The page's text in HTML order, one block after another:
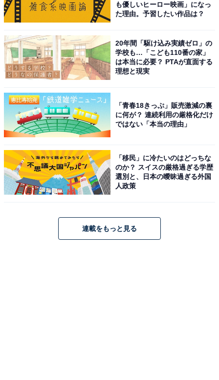
も優しいヒーロー映画」になっ
た理由。予習したい作品は？
20年間「駆け込み実績ゼロ」の
学校も…「こども110番の家」
は本当に必要？ PTAが直面する
理想と現実
「青春18きっぷ」販売激減の裏
に何が？ 連続利用の厳格化だけ
ではない「本当の理由」
「移民」に冷たいのはどっちな
のか？ スイスの厳格過ぎる学歴
選別と、日本の曖昧過ぎる外国
人政策
連載をもっと見る